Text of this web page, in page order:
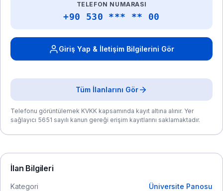
TELEFON NUMARASI
+90 530 *** ** 00
Giriş Yap & İletişim Bilgilerini Gör
Tüm İlanlarını Gör
Telefonu görüntülemek KVKK kapsamında kayıt altına alınır. Yer
sağlayıcı 5651 sayılı kanun gereği erişim kayıtlarını saklamaktadır.
İlan Bilgileri
Kategori
Üniversite Panosu